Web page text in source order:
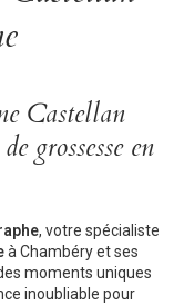
Castellan
grossesse en
, votre spécialiste
à Chambéry et ses
moments uniques
inoubliable pour